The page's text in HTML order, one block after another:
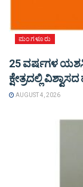
ಮಂಗಳೂರು
25 ವರ್ಷಗಳ
ಕ್ಷೇತ್ರದಲ್ಲಿ
AUGUST 4, 2026